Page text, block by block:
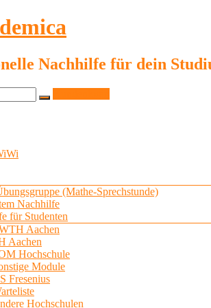
Nachhilfe für dein
(Mathe-Sprechstunde)
Nachhilfe
für Studenten
Aachen
Aachen
Hochschule
Module
Fresenius
Hochschulen